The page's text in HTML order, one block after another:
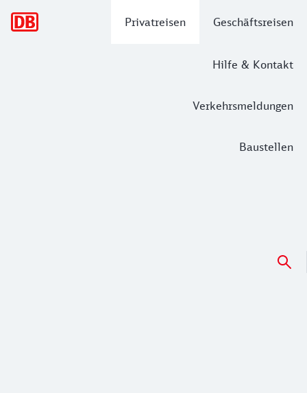
Privatreisen Geschäftsreisen
Hilfe & Kontakt
Verkehrsmeldungen
Baustellen